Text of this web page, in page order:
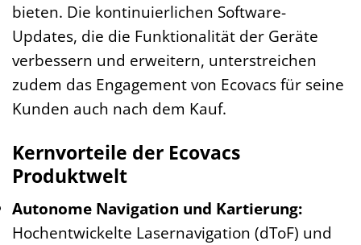
bieten. Die kontinuierlichen Software-
Updates, die die Funktionalität der Geräte
verbessern und erweitern, unterstreichen
zudem das Engagement von Ecovacs für seine
Kunden auch nach dem Kauf.
Kernvorteile der Ecovacs
Produktwelt
Autonome Navigation und Kartierung:
Hochentwickelte Lasernavigation (dToF) und